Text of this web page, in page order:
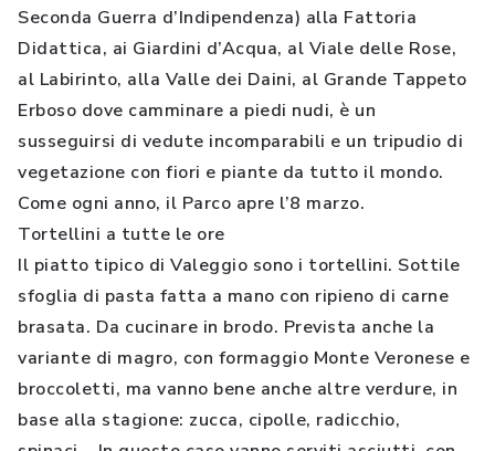
Seconda Guerra d’Indipendenza) alla Fattoria
Didattica, ai Giardini d’Acqua, al Viale delle Rose,
al Labirinto, alla Valle dei Daini, al Grande Tappeto
Erboso dove camminare a piedi nudi, è un
susseguirsi di vedute incomparabili e un tripudio di
vegetazione con fiori e piante da tutto il mondo.
Come ogni anno, il Parco apre l’8 marzo.
Tortellini a tutte le ore
Il piatto tipico di Valeggio sono i tortellini. Sottile
sfoglia di pasta fatta a mano con ripieno di carne
brasata. Da cucinare in brodo. Prevista anche la
variante di magro, con formaggio Monte Veronese e
broccoletti, ma vanno bene anche altre verdure, in
base alla stagione: zucca, cipolle, radicchio,